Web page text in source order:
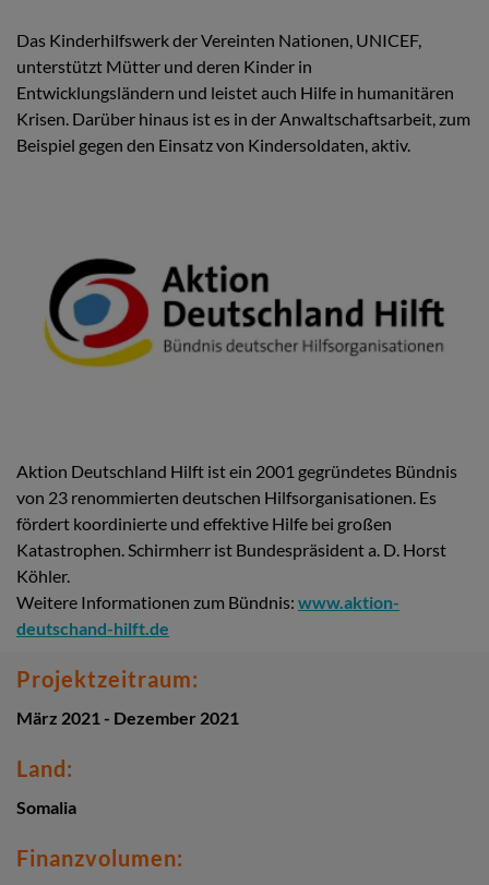
Das Kinderhilfswerk der Vereinten Nationen, UNICEF,
unterstützt Mütter und deren Kinder in
Entwicklungsländern und leistet auch Hilfe in humanitären
Krisen. Darüber hinaus ist es in der Anwaltschaftsarbeit, zum
Beispiel gegen den Einsatz von Kindersoldaten, aktiv.
Aktion Deutschland Hilft ist ein 2001 gegründetes Bündnis
von 23 renommierten deutschen Hilfsorganisationen. Es
fördert koordinierte und effektive Hilfe bei großen
Katastrophen. Schirmherr ist Bundespräsident a. D. Horst
Köhler.
Weitere Informationen zum Bündnis: www.aktion-
deutschand-hilft.de
Projektzeitraum:
März 2021 - Dezember 2021
Land:
Somalia
Finanzvolumen: